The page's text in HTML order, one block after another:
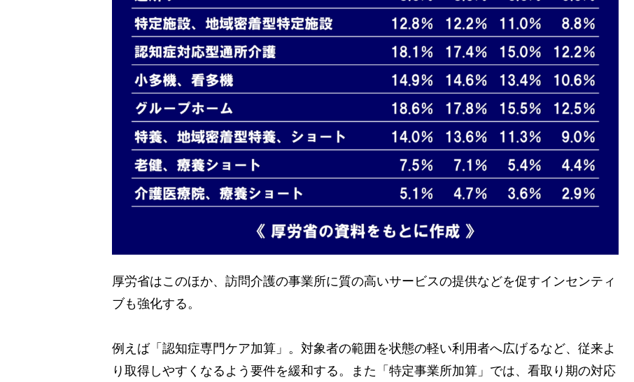
厚労省はこのほか、訪問介護の事業所に質の高いサービスの提供などを促すインセンティ
ブも強化する。
例えば「認知症専門ケア加算」。対象者の範囲を状態の軽い利用者へ広げるなど、従来よ
り取得しやすくなるよう要件を緩和する。また「特定事業所加算」では、看取り期の対応